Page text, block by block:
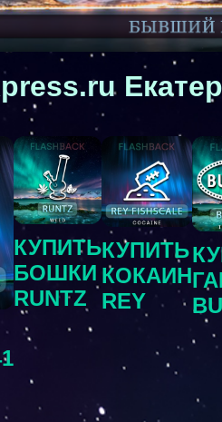
КУПИТЬ
БОШКИ
RUNTZ
КУПИТЬ
КОКАИН
REY